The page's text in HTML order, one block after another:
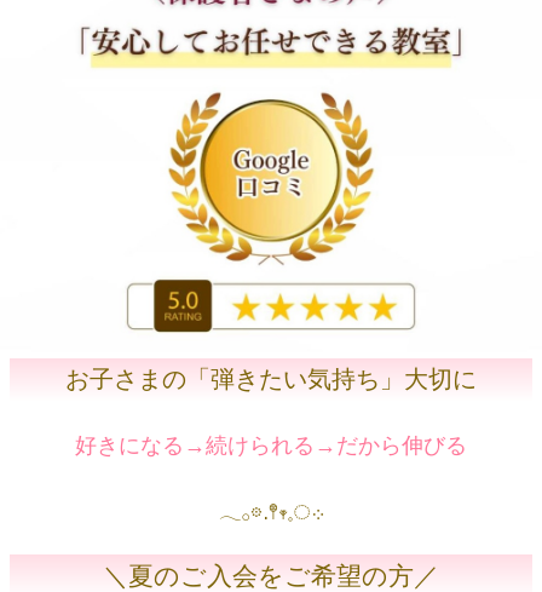
お子さまの「弾きたい気持ち」大切に
好きになる→続けられる→だから伸びる
𓂃𓂂𖡼.𖤣𖥧𓈒◌܀
＼夏のご入会をご希望の方／